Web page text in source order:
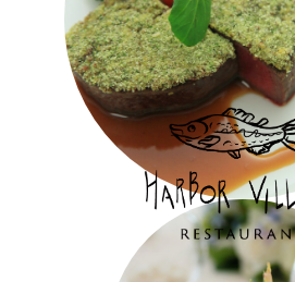
レストラン
ウェディング